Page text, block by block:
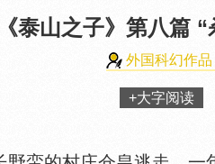
《泰山之子》 第八篇 “
外国科幻作品
+大字阅读